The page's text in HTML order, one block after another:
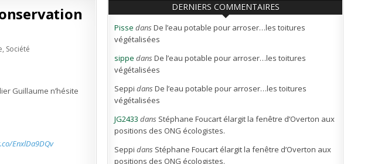
, Société
Guillaume n’hésite
EnxlDa9DQv
DERNIERS COMMENTAIRES
Pisse dansDe l’eau potable pour arroser…les toitures
végétalisées
sippe dansDe l’eau potable pour arroser…les toitures
végétalisées
Seppi dansDe l’eau potable pour arroser…les toitures
végétalisées
JG2433 dans Stéphane Foucart élargit la fenêtre d’Overton aux
positions des ONG écologistes.
Seppi dans Stéphane Foucart élargit la fenêtre d’Overton aux
positions des ONG écologistes.